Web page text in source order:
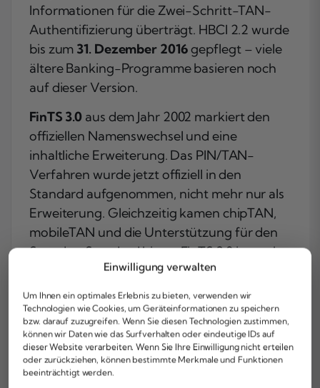
Einwilligung verwalten
Um Ihnen ein optimales Erlebnis zu bieten, verwenden wir
Technologien wie Cookies, um Geräteinformationen zu speichern
bzw. darauf zuzugreifen. Wenn Sie diesen Technologien zustimmen,
können wir Daten wie das Surfverhalten oder eindeutige IDs auf
dieser Website verarbeiten. Wenn Sie Ihre Einwilligung nicht erteilen
oder zurückziehen, können bestimmte Merkmale und Funktionen
beeinträchtigt werden.
Informationen für die Zwei-Schritt-TAN-
Authentifizierung überträgt. HBCI 2.2 wurde
bis zum 31. Dezember 2016gepflegt – viele
ältere Banking-Programme basieren noch
auf dieser Version.
FinTS 3.0 aus dem Jahr 2002 markiert den
offiziellen Namenswechsel und eine
inhaltliche Erweiterung. Das PIN/TAN-
Verfahren wurde jetzt offiziell in den
Standard aufgenommen, nicht mehr nur als
Erweiterung. Gleichzeitig kamen chipTAN,
mobileTAN und die Unterstützung für den
Secoder-Standard hinzu. FinTS 3.0 ist nach
wie vor am Markt etabliert und wird von
vielen Banken und Banking-Programmen
aktiv genutzt.
FinTS 4.0brachte eine fundamentale
technische Änderung: Die
Nachrichtensyntax wurde auf